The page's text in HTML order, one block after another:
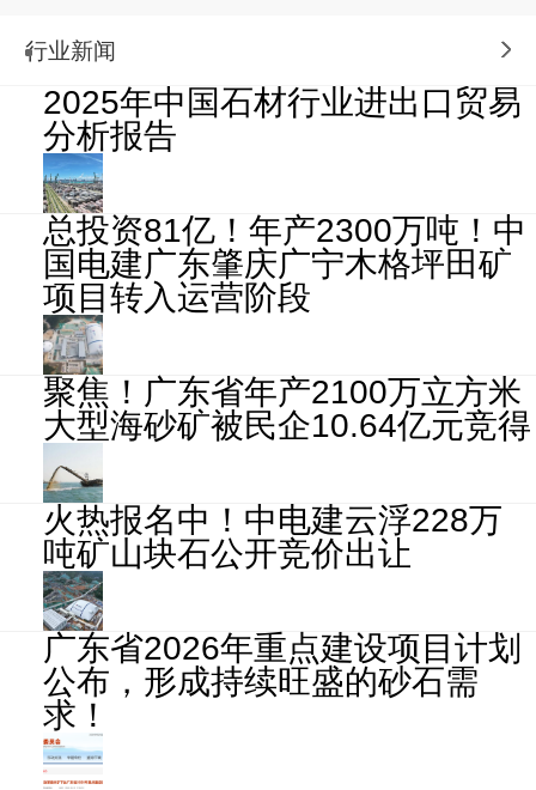
行业新闻
2025年中国石材行业进出口贸易
分析报告
总投资81亿！年产2300万吨！中
国电建广东肇庆广宁木格坪田矿
项目转入运营阶段
聚焦！广东省年产2100万立方米
大型海砂矿被民企10.64亿元竞得
火热报名中！中电建云浮228万
吨矿山块石公开竞价出让
广东省2026年重点建设项目计划
公布，形成持续旺盛的砂石需
求！